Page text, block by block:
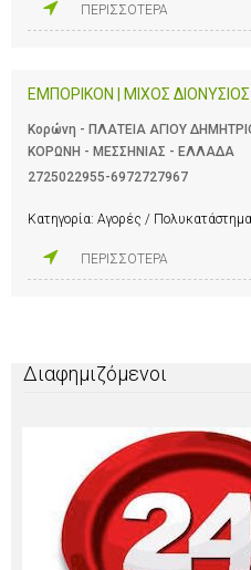
ΠΕΡΙΣΣΟΤΕΡΑ
ΕΜΠΟΡΙΚΟΝ | ΜΙΧΟΣ
Κορώνη - ΠΛΑΤΕΙΑ ΑΓΙΟΥ
ΚΟΡΩΝΗ - ΜΕΣΣΗΝΙΑΣ - ΕΛΛΑΔΑ
2725022955-6972727967
Κατηγορία: Αγορές / Πολυκατάστημα
ΠΕΡΙΣΣΟΤΕΡΑ
Διαφημιζόμενοι